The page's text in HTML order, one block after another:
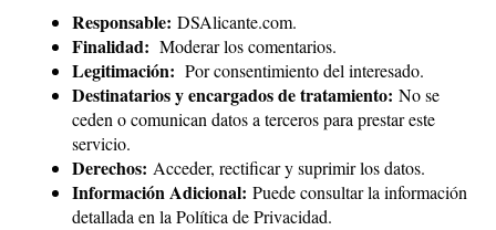
Responsable: DSAlicante.com.
Finalidad: Moderar los comentarios.
Legitimación: Por consentimiento del interesado.
Destinatarios y encargados de tratamiento: No se
ceden o comunican datos a terceros para prestar este
servicio.
Derechos: Acceder, rectificar y suprimir los datos.
Información Adicional: Puede consultar la información
detallada en la Política de Privacidad.